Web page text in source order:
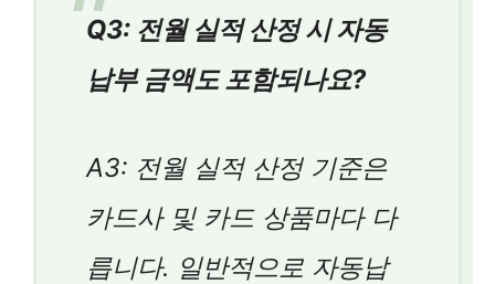
Q3: 전월 실적 산정 시 자동
납부 금액도 포함되나요?
A3: 전월 실적 산정 기준은
카드사 및 카드 상품마다 다
릅니다. 일반적으로 자동납